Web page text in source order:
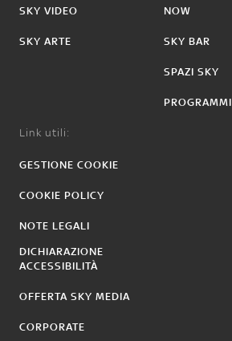
SKY VIDEO
SKY ARTE
NOW
SKY BAR
SPAZI SKY
PROGRAMMI
Link utili:
GESTIONE COOKIE
COOKIE POLICY
NOTE LEGALI
DICHIARAZIONE
ACCESSIBILITÀ
OFFERTA SKY MEDIA
CORPORATE